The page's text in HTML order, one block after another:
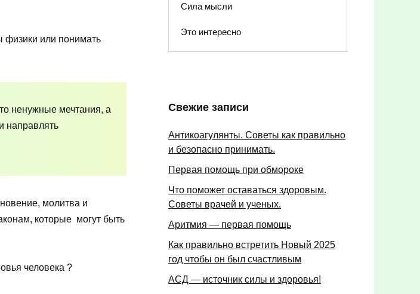
физики или понимать
ненужные мечтания, а
направлять
молитва и
которые могут быть
человека ?
Сила мысли
Это интересно
Свежие записи
Антикоагулянты. Советы как правильно
и безопасно принимать.
Первая помощь при обмороке
Что поможет оставаться здоровым.
Советы врачей и ученых.
Аритмия — первая помощь
Как правильно встретить Новый 2025
год чтобы он был счастливым
АСД — источник силы и здоровья!